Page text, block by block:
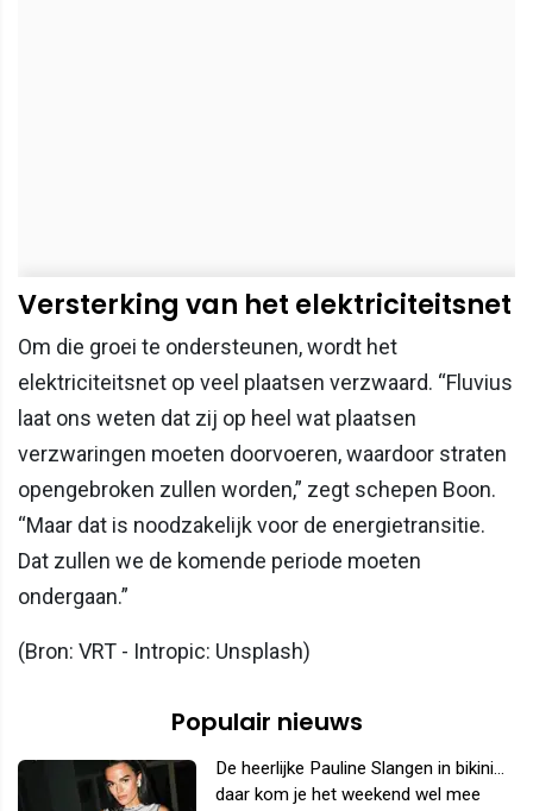
Versterking van het elektriciteitsnet
Om die groei te ondersteunen, wordt het
elektriciteitsnet op veel plaatsen verzwaard. “Fluvius
laat ons weten dat zij op heel wat plaatsen
verzwaringen moeten doorvoeren, waardoor straten
opengebroken zullen worden,” zegt schepen Boon.
“Maar dat is noodzakelijk voor de energietransitie.
Dat zullen we de komende periode moeten
ondergaan.”
(Bron: VRT - Intropic: Unsplash)
Populair nieuws
De heerlijke Pauline Slangen in bikini...
daar kom je het weekend wel mee